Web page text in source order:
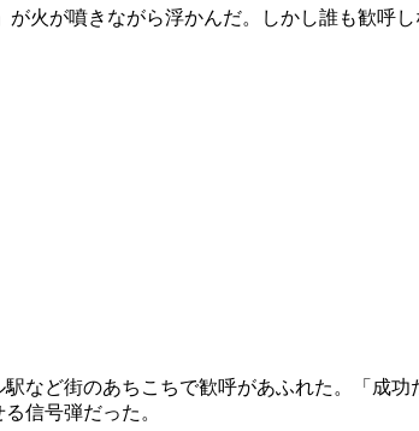
火が噴きながら浮かんだ。しかし誰も歓呼
など街のあちこちで歓呼があふれた。「成
信号弾だった。